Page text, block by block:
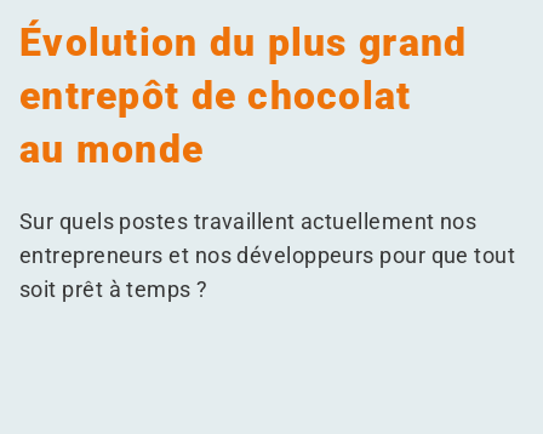
Évolution du plus grand
entrepôt de chocolat
au monde
Sur quels postes travaillent actuellement nos
entrepreneurs et nos développeurs pour que tout
soit prêt à temps ?